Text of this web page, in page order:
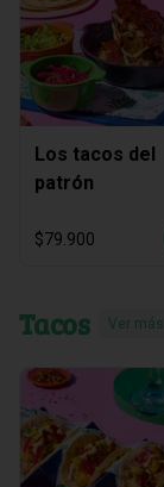
Los tacos del
patrón
$79.900
Tacos Ver más